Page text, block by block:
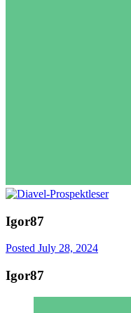
Igor87
Posted July 28, 2024
Igor87